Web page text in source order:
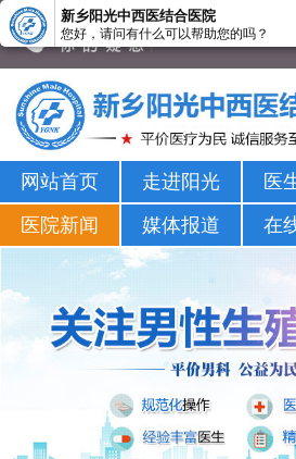
新乡男科医院-新乡市正规男科医院-新乡阳光
网站首页 走进阳光 医
医院新闻
媒体报道 在
新乡阳光中西医结合医院
您好，请问有什么可以帮助您的吗？